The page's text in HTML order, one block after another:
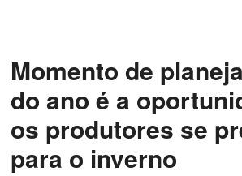
Momento de
do ano é a
os produtores se
para o inverno